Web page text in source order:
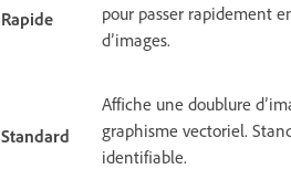
Rapide
pour passer rapidement
d’images.
Standard
Affiche une doublure
graphisme vectoriel.
identifiable.